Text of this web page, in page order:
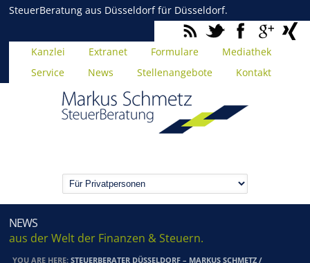
SteuerBeratung aus Düsseldorf für Düsseldorf.
Kanzlei Extranet Formulare
Mediathek
Service
News Stellenangebote Kontakt
NEWS
aus der Welt der Finanzen & Steuern.
YOU ARE HERE:STEUERBERATER DÜSSELDORF – MARKUS SCHMETZ /